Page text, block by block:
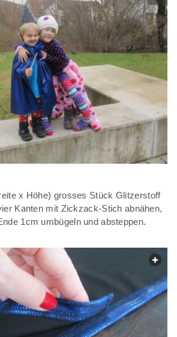
x Höhe) grosses Stück Glitzerstoff
Kanten mit Zickzack-Stich abnähen,
1cm umbügeln und absteppen.